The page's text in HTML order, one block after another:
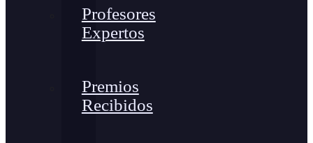
Profesores
Expertos
Premios
Recibidos